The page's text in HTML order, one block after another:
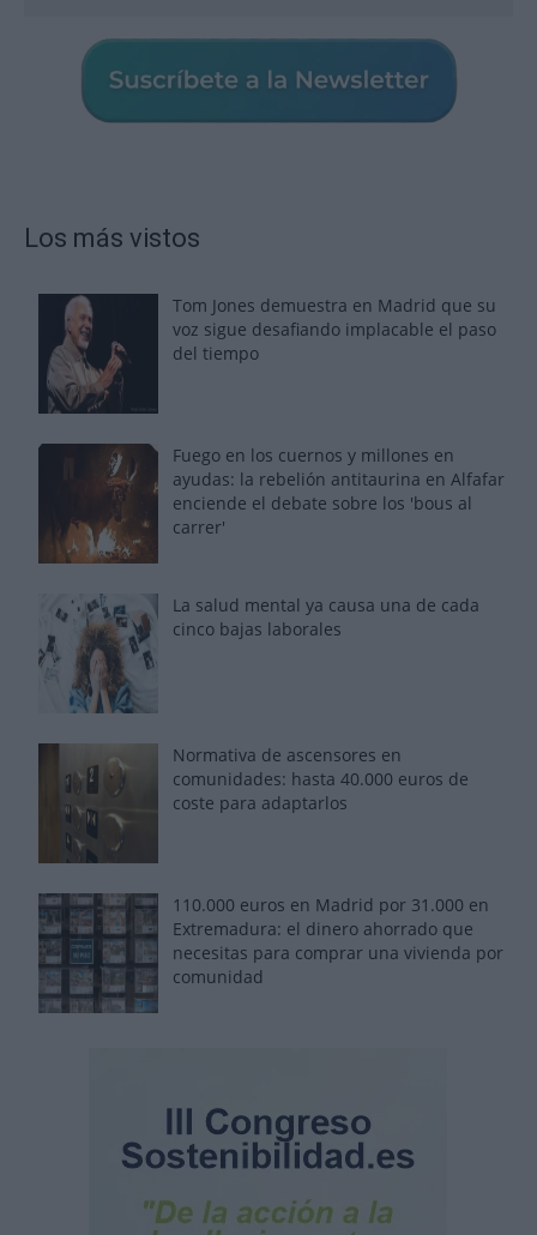
Los más vistos
Tom Jones demuestra en Madrid que su
voz sigue desafiando implacable el paso
del tiempo
Fuego en los cuernos y millones en
ayudas: la rebelión antitaurina en Alfafar
enciende el debate sobre los 'bous al
carrer'
La salud mental ya causa una de cada
cinco bajas laborales
Normativa de ascensores en
comunidades: hasta 40.000 euros de
coste para adaptarlos
110.000 euros en Madrid por 31.000 en
Extremadura: el dinero ahorrado que
necesitas para comprar una vivienda por
comunidad